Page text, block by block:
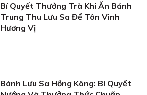
Bí Quyết Thưởng Trà Khi Ăn Bánh
Trung Thu Lưu Sa Để Tôn Vinh
Hương Vị
Bánh Lưu Sa Hồng Kông: Bí Quyết